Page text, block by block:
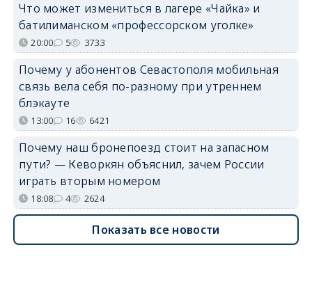
Что может измениться в лагере «Чайка» и
батилиманском «профессорском уголке»
20:00 5 3733
Почему у абонентов Севастополя мобильная
связь вела себя по-разному при утреннем
блэкауте
13:00 16 6421
Почему наш бронепоезд стоит на запасном
пути? — Кеворкян объяснил, зачем России
играть вторым номером
18:08 4 2624
Показать все новости